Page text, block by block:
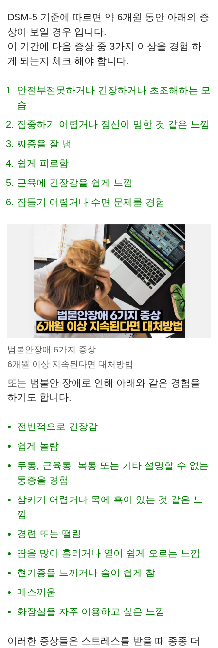
DSM-5 기준에 따르면 약 6개월 동안 아래의 증
상이 보일 경우 입니다.
이 기간에 다음 증상 중 3가지 이상을 경험 하
게 되는지 체크 해야 합니다.
안절부절못하거나 긴장하거나 초조해하는 모
습
집중하기 어렵거나 정신이 멍한 것 같은 느낌
짜증을 잘 냄
쉽게 피로함
근육에 긴장감을 쉽게 느낌
잠들기 어렵거나 수면 문제를 경험
범불안장애 6가지 증상
6개월 이상 지속된다면 대처방법
또는 범불안 장애로 인해 아래와 같은 경험을
하기도 합니다.
전반적으로 긴장감
쉽게 놀람
두통, 근육통, 복통 또는 기타 설명할 수 없는
통증을 경험
삼키기 어렵거나 목에 혹이 있는 것 같은 느
낌
경련 또는 떨림
땀을 많이 흘리거나 열이 쉽게 오르는 느낌
현기증을 느끼거나 숨이 쉽게 참
메스꺼움
화장실을 자주 이용하고 싶은 느낌
이러한 증상들은 스트레스를 받을 때 종종 더